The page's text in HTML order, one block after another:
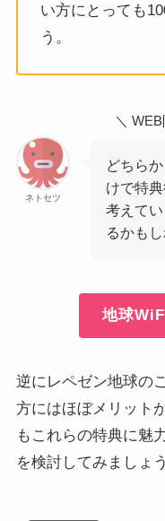
い方にとっても
う。
＼
ネトセツ
どちら
けで特
考えて
るかも
地球
逆にレペゼン地球の
方にはほぼメリット
もこれらの特典に魅
を検討してみましょう